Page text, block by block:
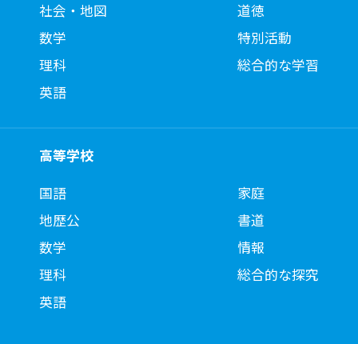
社会・地図
数学
理科
英語
道徳
特別活動
総合的な学習
高等学校
国語
地歴公
数学
理科
英語
家庭
書道
情報
総合的な探究